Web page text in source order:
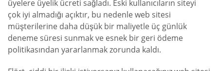
üyelere üyelik ücreti sağladı. Eski kullanıcıların siteyi
çok iyi almadığı açıktır, bu nedenle web sitesi
müşterilerine daha düşük bir maliyetle üç günlük
deneme süresi sunmak ve esnek bir geri ödeme
politikasından yararlanmak zorunda kaldı.